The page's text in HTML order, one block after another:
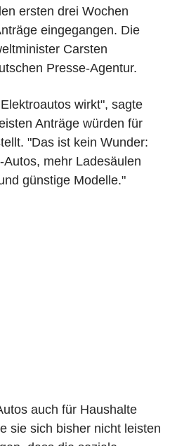
ersten drei Wochen
eingegangen. Die
Carsten
Presse-Agentur.
wirkt", sagte
Anträge würden für
"Das ist kein Wunder:
mehr Ladesäulen
günstige Modelle."
auch für Haushalte
sie sich bisher nicht leisten